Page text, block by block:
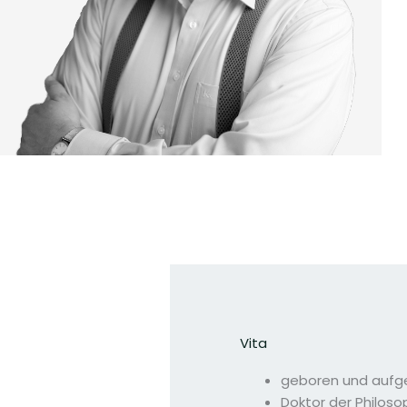
Vita
geboren und
Doktor der